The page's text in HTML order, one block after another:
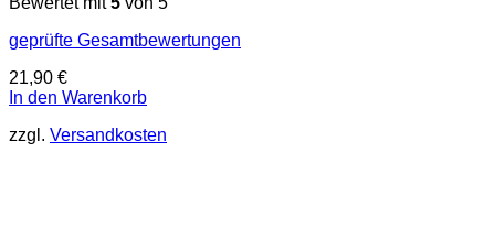
geprüfte Gesamtbewertungen
21,90 €
In den Warenkorb
zzgl. Versandkosten